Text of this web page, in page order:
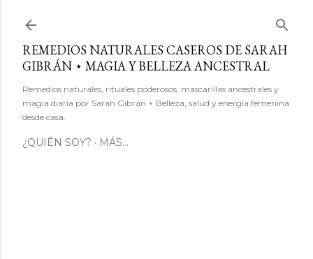
REMEDIOS NATURALES CASEROS DE SARAH
GIBRÁN ⋆ MAGIA Y BELLEZA ANCESTRAL
Remedios naturales, rituales poderosos, mascarillas ancestrales y
magia diaria por Sarah Gibrán ⋆ Belleza, salud y energía femenina
desde casa.
¿QUIÉN SOY? MÁS…